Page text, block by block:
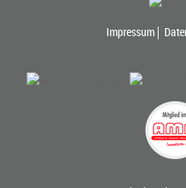
Impressum